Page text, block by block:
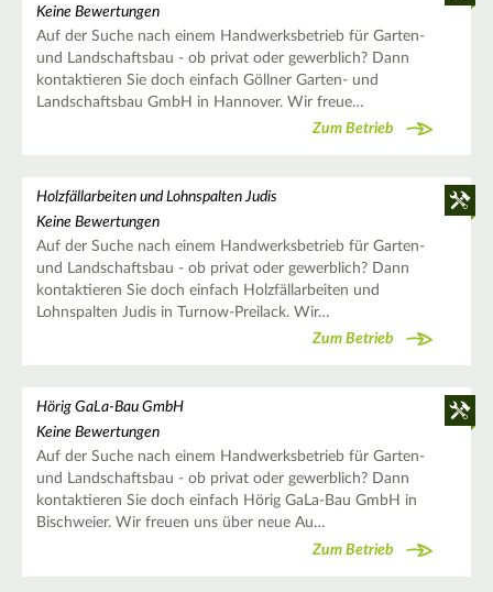
Keine Bewertungen
Auf der Suche nach einem Handwerksbetrieb für Garten-
und Landschaftsbau - ob privat oder gewerblich? Dann
kontaktieren Sie doch einfach Göllner Garten- und
Landschaftsbau GmbH in Hannover. Wir freue…
Zum Betrieb
Holzfällarbeiten und Lohnspalten Judis
Keine Bewertungen
Auf der Suche nach einem Handwerksbetrieb für Garten-
und Landschaftsbau - ob privat oder gewerblich? Dann
kontaktieren Sie doch einfach Holzfällarbeiten und
Lohnspalten Judis in Turnow-Preilack. Wir…
Zum Betrieb
Hörig GaLa-Bau GmbH
Keine Bewertungen
Auf der Suche nach einem Handwerksbetrieb für Garten-
und Landschaftsbau - ob privat oder gewerblich? Dann
kontaktieren Sie doch einfach Hörig GaLa-Bau GmbH in
Bischweier. Wir freuen uns über neue Au…
Zum Betrieb